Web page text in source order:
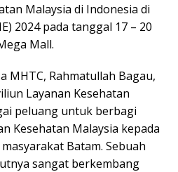
Malaysia di Indonesia di
2024 pada tanggal 17 – 20
Mall.
MHTC, Rahmatullah Bagau,
Layanan Kesehatan
peluang untuk berbagi
Kesehatan Malaysia kepada
Batam. Sebuah
sangat berkembang